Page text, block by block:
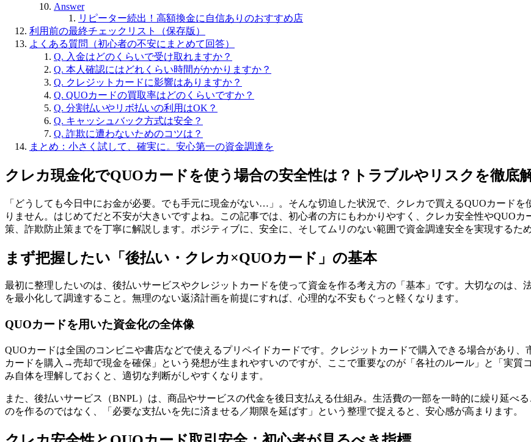
Answer
リピーター続出！高額換金に自信ありのおすすめ店
利用前の最終チェックリスト（保存版）
よくある質問（初心者の不安にまとめて回答）
Q. 入金はどのくらいで受け取れますか？
Q. 本人確認にはどれくらい時間がかかりますか？
Q. クレジットカードに影響はありますか？
Q. QUOカードの買取率はどのくらいですか？
Q. 分割払いやリボ払いの利用はOK？
Q. キャッシュバック方式は安全？
Q. 詐欺に遭わないためのコツは？
まとめ：小さく試して、確実に。安心第一の資金調達を
クレカ現金化でQUOカードを使う場合の安全性は？トラブルやリスクを徹底
「どうしても今日中にお金が必要。でも手元に現金がない…」。そんな切迫した状況で、クレカで買えるQUOカード
りません。はじめてだと不安が大きいですよね。この記事では、初心者の方にもわかりやすく、クレカ安全性やQUO
策、詐欺防止策までを丁寧に解説します。ポジティブに、安全に、そしてムリのない範囲で資金調達安全を実現するた
まず把握したい「後払い・クレカ×QUOカード」の基本
最初に整理したいのは、後払いサービスやクレジットカードを使って資金を作る考え方の「基本」です。大切なのは
を最小化して調達すること。無理のない返済計画を前提にすれば、心理的な不安もぐっと軽くなります。
QUOカードを用いた資金化の全体像
QUOカードは全国のコンビニや書店などで使えるプリペイドカードです。クレジットカードで購入できる場合があり
カードを購入→売却で現金を確保」という発想が生まれやすいのですが、ここで重要なのが「各社のルール」と「実質
み自体を理解しておくと、適切な判断がしやすくなります。
また、後払いサービス（BNPL）は、商品やサービスの代金を後日支払える仕組み。生活費の一部を一時的に繰り延べ
のを作るのではなく、「必要な支払いを先に済ませる／期限を延ばす」という整理で捉えると、安心感が高まります。